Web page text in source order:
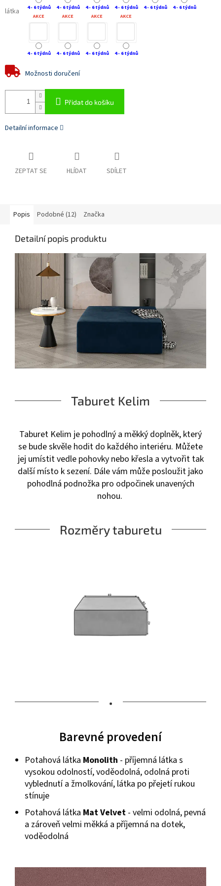
látka 4 - 6 týdnů 4 - 6 týdnů 4 - 6 týdnů 4 - 6 týdnů 4 - 6 týdnů
4 - 6 týdnů
AKCE
4 - 6 týdnů
AKCE
4 - 6 týdnů
AKCE
4 - 6 týdnů
AKCE
4 - 6 týdnů
Možnosti doručení
Přidat do košíku
Detailní informace
ZEPTAT SE HLÍDAT SDÍLET
Popis Podobné (12) Značka
Detailní popis produktu
Taburet Kelim
Taburet Kelim je pohodlný a měkký doplněk, který
se bude skvěle hodit do každého interiéru. Můžete
jej umístit vedle pohovky nebo křesla a vytvořit tak
další místo k sezení. Dále vám může posloužit jako
pohodlná podnožka pro odpočinek unavených
nohou.
Rozměry taburetu
•
Barevné provedení
Potahová látka Monolith - příjemná látka s
vysokou odolností, voděodolná, odolná proti
vyblednutí a žmolkování, látka po přejetí rukou
stínuje
Potahová látka Mat Velvet - velmi odolná, pevná
a zároveň velmi měkká a příjemná na dotek,
voděodolná